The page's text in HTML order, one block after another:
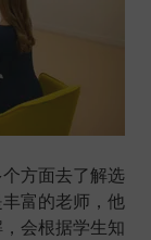
方面去了解选
富的老师，他
会根据学生知